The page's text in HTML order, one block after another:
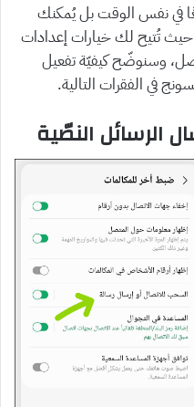
في نفس الوقت بل يُمكنك
حيث تُتيح لك خيارات إعدادات
وسنوضّح كيفيّة تفعيل
في الفقرات التالية.